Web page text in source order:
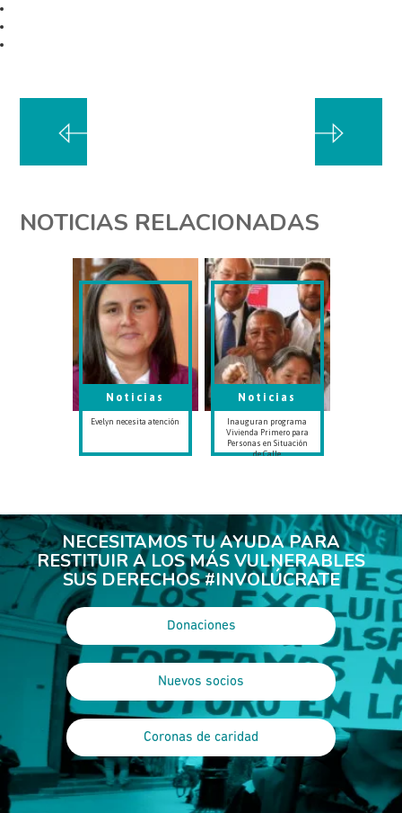
NOTICIAS RELACIONADAS
Evelyn necesita atención
Noticias
Inauguran programa
Vivienda Primero para
Personas en Situación
de Calle
Noticias
NECESITAMOS TU AYUDA PARA
RESTITUIR A LOS MÁS VULNERABLES
SUS DERECHOS #INVOLÚCRATE
Donaciones
Nuevos socios
Coronas de caridad